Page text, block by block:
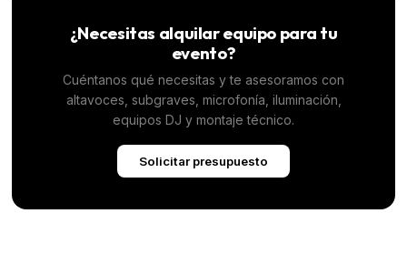
¿Necesitas alquilar equipo para tu
evento?
Cuéntanos qué necesitas y te asesoramos con
altavoces, subgraves, microfonía, iluminación,
equipos DJ y montaje técnico.
Solicitar presupuesto